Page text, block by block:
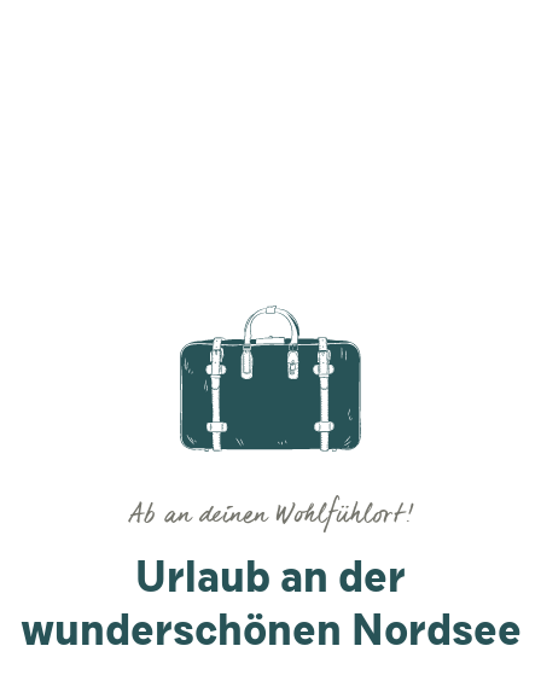
Urlaub an der
wunderschönen Nordsee
Ab an deinen Wohlfühlort!